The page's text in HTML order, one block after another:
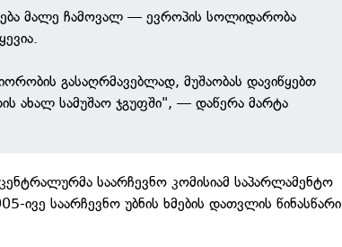
მალე ჩამოვალ — ევროპის სოლიდარობა
გასაღრმავებლად, მუშაობას დავიწყებთ
ახალ სამუშაო ჯგუფში", — დაწერა მარტა
საარჩევნო კომისიამ საპარლამენტო
ივე საარჩევნო უბნის ხმების დათვლის წინასწარი